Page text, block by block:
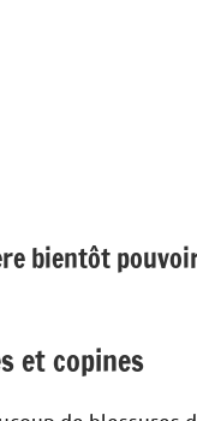
bientôt
et copines